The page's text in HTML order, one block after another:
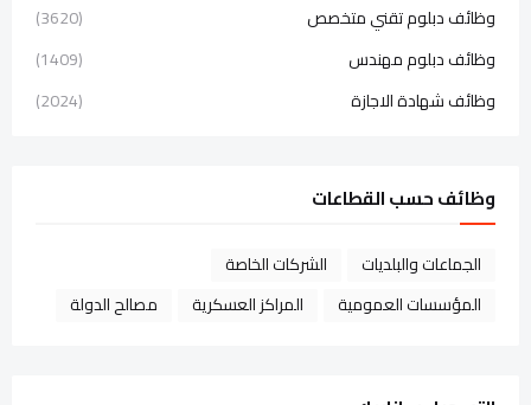
وظائف دبلوم تقني متخصص
(3620)
وظائف دبلوم مهندس
(1409)
وظائف شهادة الاجازة
(2024)
وظائف حسب القطاعات
الجماعات والبلديات
الشركات الخاصة
المؤسسات العمومية
المراكز العسكرية مصالح الدولة